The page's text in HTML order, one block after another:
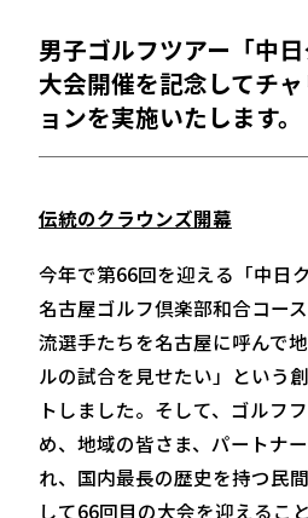
男子ゴルフツアー「中日
大会開催を記念してチ
ョンを実施いたします。
伝統のクラウンズ開幕
今年で第66回を迎える「中日
名古屋ゴルフ倶楽部和合コー
流選手たちを名古屋に呼んで
ルの試合を見せたい」という
トしました。そして、ゴルフ
め、地域の皆さま、パートナ
れ、国内最長の歴史を持つ民
して66回目の大会を迎えるこ